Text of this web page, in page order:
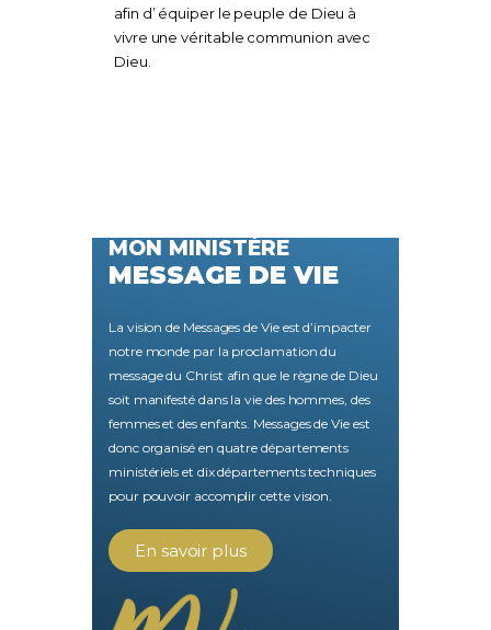
afin d’ équiper le peuple de Dieu à
vivre une véritable communion avec
Dieu.
MON MINISTÈRE
MESSAGE DE VIE
La vision de Messages de Vie est d’impacter
notre monde par la proclamation du
message du Christ afin que le règne de Dieu
soit manifesté dans la vie des hommes, des
femmes et des enfants. Messages de Vie est
donc organisé en quatre départements
ministériels et dix départements techniques
pour pouvoir accomplir cette vision.
En savoir plus